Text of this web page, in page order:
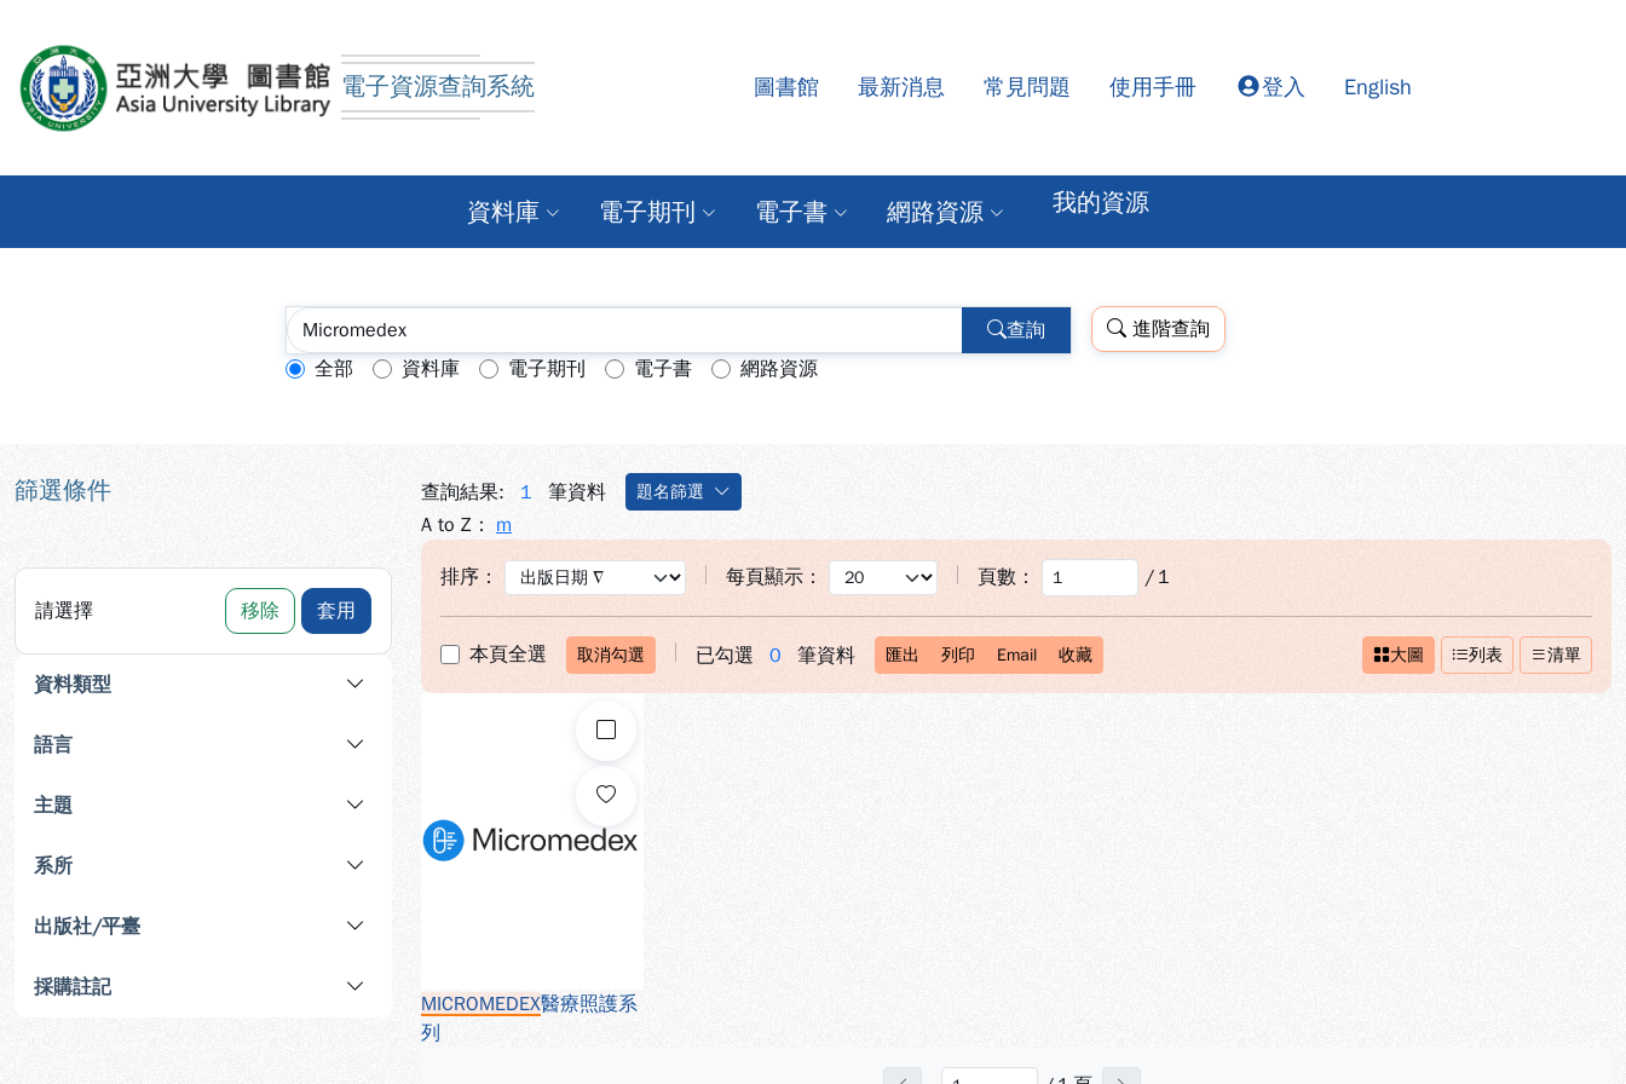
亞洲大學圖書館電子資源查詢系統
電子資源查詢系統 圖書館 最新消息 常見問題 使用手冊 登入 English
資料庫 電子期刊 電子書 網路資源 我的資源
查詢 進階查詢
查詢模式：
全部 資料庫 電子期刊 電子書 網路資源
篩選條件
請選擇 移除 套用
資料類型
語言
主題
系所
出版社/平臺
採購註記
查詢結果: 1 筆資料 題名篩選
A to Z： m
排序： 每頁顯示： 頁數： / 1
本頁全選 取消勾選 已勾選 0 筆資料 匯出 列印 Email 收藏 大圖 列表 清單
勾選
MICROMEDEX醫療照護系
列